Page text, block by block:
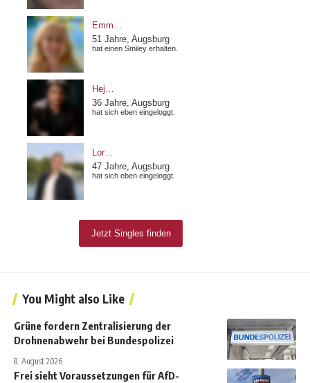
You Might also Like
Grüne fordern Zentralisierung der
Drohnenabwehr bei Bundespolizei
8. August 2026
Frei sieht Voraussetzungen für AfD-